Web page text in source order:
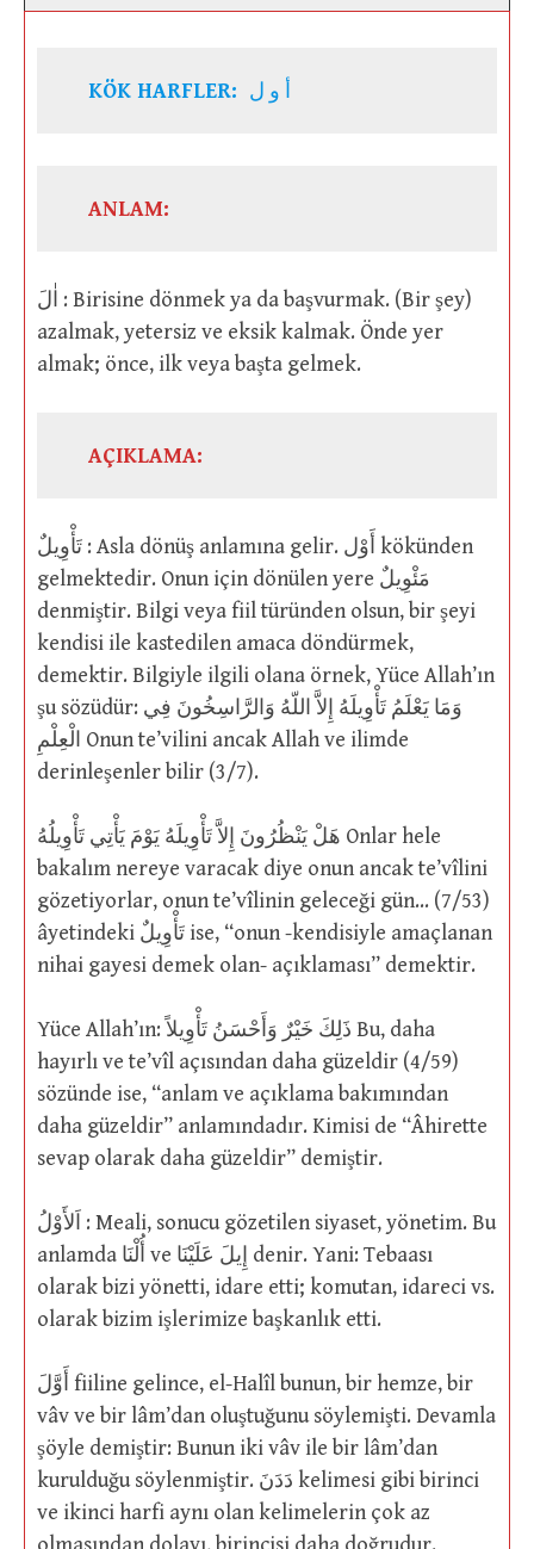
KÖK HARFLER: أ و ل
ANLAM:
اٰلَ : Birisine dönmek ya da başvurmak. (Bir şey)
azalmak, yetersiz ve eksik kalmak. Önde yer
almak; önce, ilk veya başta gelmek.
AÇIKLAMA:
تَأْوِيلٌ : Asla dönüş anlamına gelir. أَوْل kökünden
gelmektedir. Onun için dönülen yere مَئْوِيلٌ
denmiştir. Bilgi veya fiil türünden olsun, bir şeyi
kendisi ile kastedilen amaca döndürmek,
demektir. Bilgiyle ilgili olana örnek, Yüce Allah’ın
şu sözüdür: وَمَا يَعْلَمُ تَأْوِيلَهُ إِلاَّ اللّهُ وَالرَّاسِخُونَ فِي
الْعِلْمِ Onun te’vilini ancak Allah ve ilimde
derinleşenler bilir (3/7).
هَلْ يَنْظُرُونَ إِلاَّ تَأْوِيلَهُ يَوْمَ يَأْتِي تَأْوِيلُهُ Onlar hele
bakalım nereye varacak diye onun ancak te’vîlini
gözetiyorlar, onun te’vîlinin geleceği gün… (7/53)
âyetindeki تَأْوِيلٌ ise, “onun -kendisiyle amaçlanan
nihai gayesi demek olan- açıklaması” demektir.
Yüce Allah’ın: ذَلِكَ خَيْرٌ وَأَحْسَنُ تَأْوِيلاً Bu, daha
hayırlı ve te’vîl açısından daha güzeldir (4/59)
sözünde ise, “anlam ve açıklama bakımından
daha güzeldir” anlamındadır. Kimisi de “Âhirette
sevap olarak daha güzeldir” demiştir.
اَلأَوْلُ : Meali, sonucu gözetilen siyaset, yönetim. Bu
anlamda أُلْنَا ve إِيلَ عَلَيْنَا denir. Yani: Tebaası
olarak bizi yönetti, idare etti; komutan, idareci vs.
olarak bizim işlerimize başkanlık etti.
أَوَّلَ fiiline gelince, el-Halîl bunun, bir hemze, bir
vâv ve bir lâm’dan oluştuğunu söylemişti. Devamla
şöyle demiştir: Bunun iki vâv ile bir lâm’dan
kurulduğu söylenmiştir. دَدَنَ kelimesi gibi birinci
ve ikinci harfi aynı olan kelimelerin çok az